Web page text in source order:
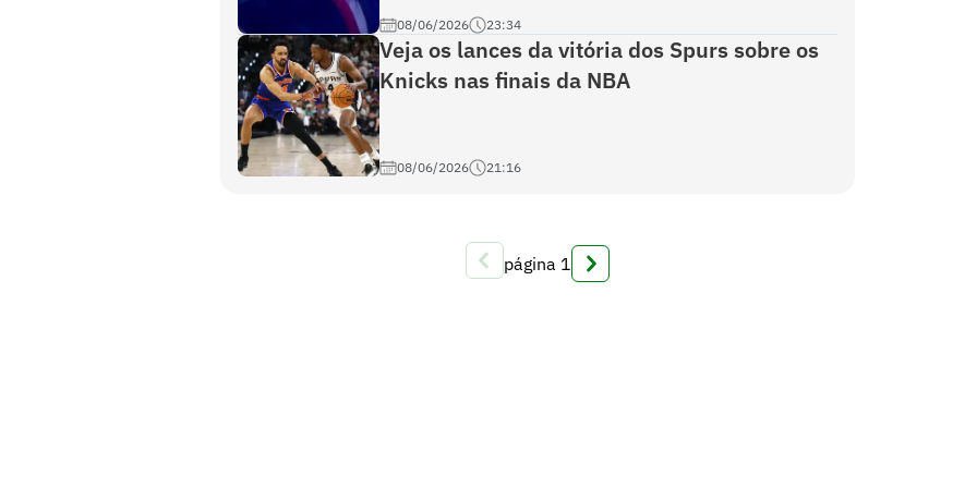
08/06/2026 23:34
Veja os lances da vitória dos Spurs sobre os
Knicks nas finais da NBA
08/06/2026 21:16
página 1